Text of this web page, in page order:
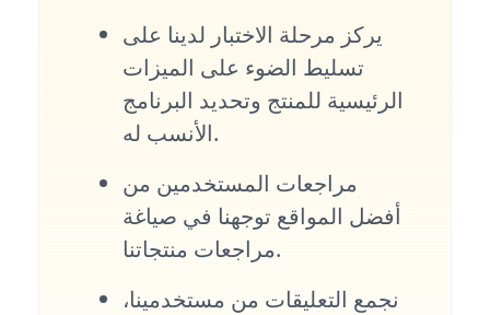
يركز مرحلة الاختبار لدينا على
تسليط الضوء على الميزات
الرئيسية للمنتج وتحديد البرنامج
الأنسب له.
مراجعات المستخدمين من
أفضل المواقع توجهنا في صياغة
مراجعات منتجاتنا.
نجمع التعليقات من مستخدمينا،